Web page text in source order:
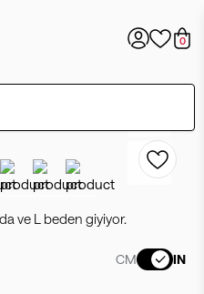
0
ve L beden giyiyor.
CM IN